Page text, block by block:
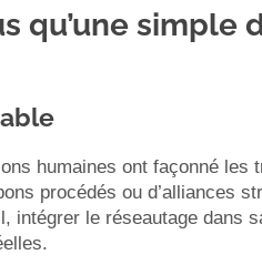
qu’une simple
humaines ont façonné les
procédés ou d’alliances
intégrer le réseautage dans